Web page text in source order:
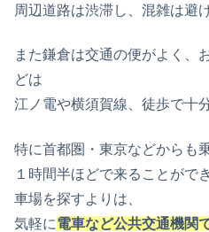
周辺道路は渋滞し、混雑は避
また鎌倉は交通の便がよく、
どは
江ノ電や横須賀線、徒歩で十
特に首都圏・東京などからも
１時間半ほどで来ることがで
車場を探すよりは、
気軽に電車など公共交通機関